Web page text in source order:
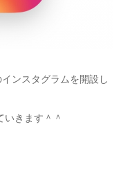
ンスタグラムを開設し
きます＾＾